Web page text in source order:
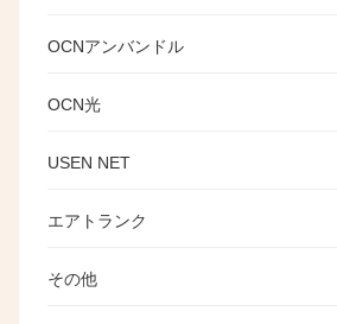
OCNアンバンドル
OCN光
USEN NET
エアトランク
その他